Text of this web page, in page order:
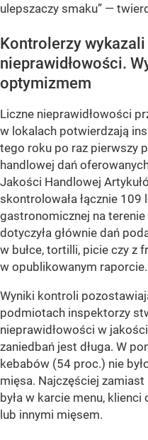
ulepszaczy smaku” —
Kontrolerzy
nieprawidłowości.
optymizmem
Liczne nieprawidłowości
w lokalach potwierdzają
tego roku po raz pierwszy
handlowej dań
Jakości Handlowej
skontrolowała łącznie 109
gastronomicznej na terenie
dotyczyła głównie dań
w bułce, tortilli, picie czy z
w opublikowanym raporcie.
Wyniki kontroli
podmiotach inspektorzy
nieprawidłowości w
zaniedbań jest długa. W
kebabów (54 proc.) nie
mięsa. Najczęściej zamiast
była w karcie menu,
lub innymi mięsem.